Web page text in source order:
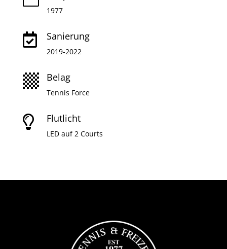
1977
 Sanierung
2019-2022
 Belag
Tennis Force
 Flutlicht
LED auf 2 Courts